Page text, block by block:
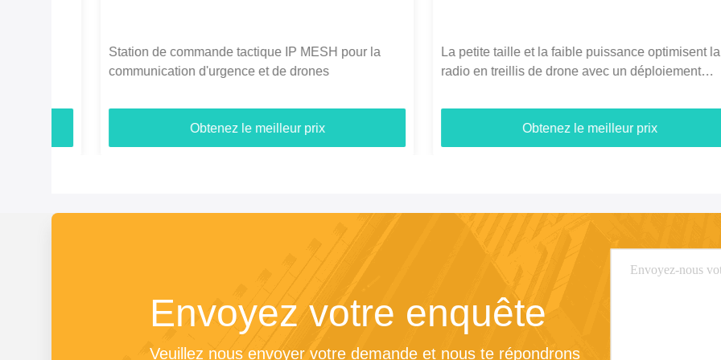
Station de commande tactique IP MESH pour la
communication d'urgence et de drones
Obtenez le meilleur prix
La petite taille et la faible puissance optimisent la
radio en treillis de drone avec un déploiement
Obtenez le meilleur prix
Envoyez votre enquête
Veuillez nous envoyer votre demande et nous te répondrons